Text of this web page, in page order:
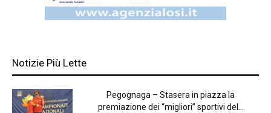
Notizie Più Lette
Pegognaga – Stasera in piazza la
premiazione dei “migliori” sportivi del...